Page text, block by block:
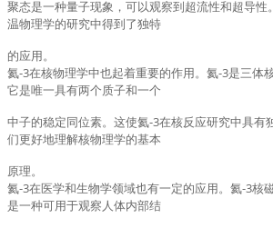
聚态是一种量子现象，可以观察到超流性和超导性
温物理学的研究中得到了独特
的应用。
氦-3在核物理学中也起着重要的作用。氦-3是三体
它是唯一具有两个质子和一个
中子的稳定同位素。这使氦-3在核反应研究中具有
们更好地理解核物理学的基本
原理。
氦-3在医学和生物学领域也有一定的应用。氦-3核
是一种可用于观察人体内部结